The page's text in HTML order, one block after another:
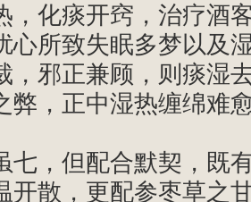
，化痰开窍，治疗酒
心所致失眠多梦以及
，邪正兼顾，则痰湿
弊，正中湿热缠绵难
七，但配合默契，既
开散，更配参枣草之